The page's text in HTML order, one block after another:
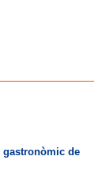
de